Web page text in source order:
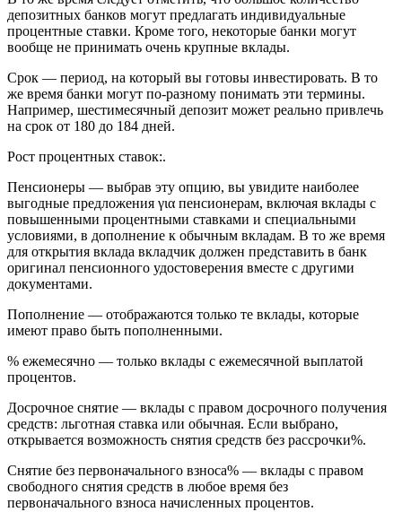
депозитных банков могут предлагать индивидуальные
процентные ставки. Кроме того, некоторые банки могут
вообще не принимать очень крупные вклады.
Срок — период, на который вы готовы инвестировать. В то
же время банки могут по-разному понимать эти термины.
Например, шестимесячный депозит может реально привлечь
на срок от 180 до 184 дней.
Рост процентных ставок:.
Пенсионеры — выбрав эту опцию, вы увидите наиболее
выгодные предложения για пенсионерам, включая вклады с
повышенными процентными ставками и специальными
условиями, в дополнение к обычным вкладам. В то же время
для открытия вклада вкладчик должен представить в банк
оригинал пенсионного удостоверения вместе с другими
документами.
Пополнение — отображаются только те вклады, которые
имеют право быть пополненными.
% ежемесячно — только вклады с ежемесячной выплатой
процентов.
Досрочное снятие — вклады с правом досрочного получения
средств: льготная ставка или обычная. Если выбрано,
открывается возможность снятия средств без рассрочки%.
Снятие без первоначального взноса% — вклады с правом
свободного снятия средств в любое время без
первоначального взноса начисленных процентов.